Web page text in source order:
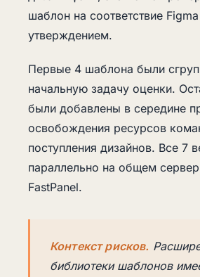
шаблон на соответствие
утверждением.
Первые 4 шаблона были
начальную задачу оценки.
были добавлены в середине
освобождения ресурсов
поступления дизайнов. Все 7
параллельно на общем
FastPanel.
Контекст рисков.
библиотеки шаблонов